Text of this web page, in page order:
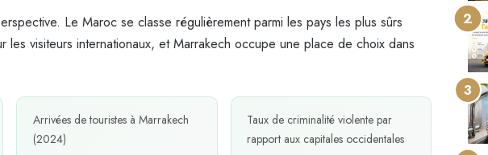
Le Maroc se classe régulièrement parmi les pays les plus sûrs
les visiteurs internationaux, et Marrakech occupe une place de choix dans
Arrivées de touristes à Marrakech
(2024)
Taux de criminalité violente par
rapport aux capitales occidentales